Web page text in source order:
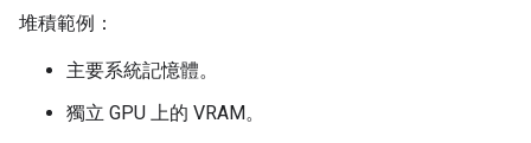
堆積範例：
主要系統記憶體。
獨立 GPU 上的 VRAM。